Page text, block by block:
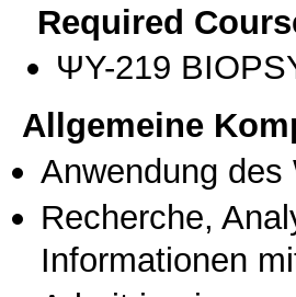
Required
ΨΥ-219
Allgemeine
Anwendung
Recherche,
Informationen